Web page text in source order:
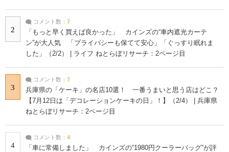
2
コメント数： 7
「もっと早く買えば良かった」 カインズの“車内遮光カーテ
ン”が大人気 「プライバシーも保てて安心」「ぐっすり眠れま
した」（2/2） | ライフ ねとらぼリサーチ：2ページ目
3
コメント数： 7
兵庫県の「ケーキ」の名店10選！ 一番うまいと思う店はどこ？
【7月12日は「デコレーションケーキの日」！】（2/4） | 兵庫県
ねとらぼリサーチ：2ページ目
4
コメント数： 4
「車に常備しました」 カインズの“1980円クーラーバッグ”が評